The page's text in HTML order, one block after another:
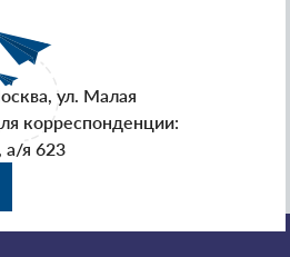
ул. Малая
корреспонденции:
а/я 623